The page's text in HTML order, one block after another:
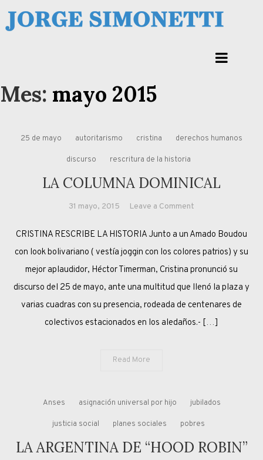
to
Jorge Eduardo Simonetti
Mes: mayo 2015
25 de mayo autoritarismo cristina derechos humanos
discurso rescritura de la historia
LA COLUMNA DOMINICAL
31 mayo, 2015 Leave a Comment
COLUMNA
DOMINICAL
CRISTINA RESCRIBE LA HISTORIA Junto a un Amado Boudou
con look bolivariano ( vestía joggin con los colores patrios) y su
mejor aplaudidor, Héctor Timerman, Cristina pronunció su
discurso del 25 de mayo, ante una multitud que llenó la plaza y
varias cuadras con su presencia, rodeada de centenares de
colectivos estacionados en los aledaños.- […]
Read More
Anses asignación universal por hijo jubilados
justicia social planes sociales pobres
LA ARGENTINA DE “HOOD ROBIN”